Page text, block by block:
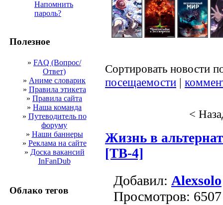
Напомнить
пароль?
Полезное
» FAQ (Вопрос/
Ответ)
» Аниме словарик
» Правила этикета
» Правила сайта
» Наша команда
» Путеводитель по
форуму
» Наши баннеры
» Реклама на сайте
» Доска вакансий
InFanDub
Облако тегов
Сортировать новости
посещаемости |
<
Жизнь в
[ТВ-4]
Добавил: Alexsolo
Просмотров: 6507